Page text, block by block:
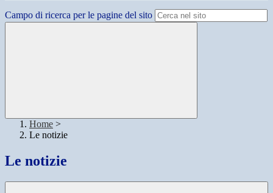
Campo di ricerca per le pagine del sito
Home >
Le notizie
Le notizie